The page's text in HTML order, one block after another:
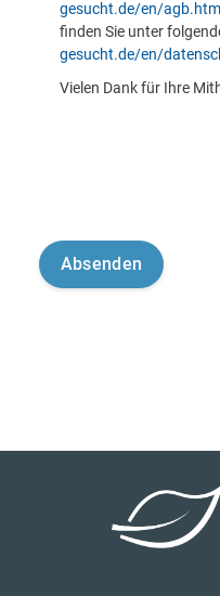
gesucht.de/en/agb.html
finden Sie unter
gesucht.de/en/
Vielen Dank für Ihre